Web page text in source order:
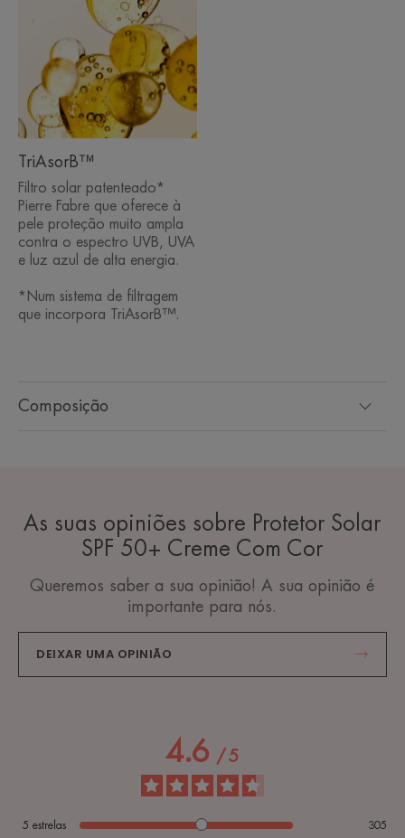
Composição
TriAsorB™
Filtro solar patenteado*
Pierre Fabre que oferece à
pele proteção muito ampla
contra o espectro UVB, UVA
e luz azul de alta energia.
*Num sistema de filtragem
que incorpora TriAsorB™.
As suas opiniões sobre Protetor Solar
SPF 50+ Creme Com Cor
Queremos saber a sua opinião! A sua opinião é
importante para nós.
DEIXAR UMA OPINIÃO
4.6 /5
5 estrelas
305